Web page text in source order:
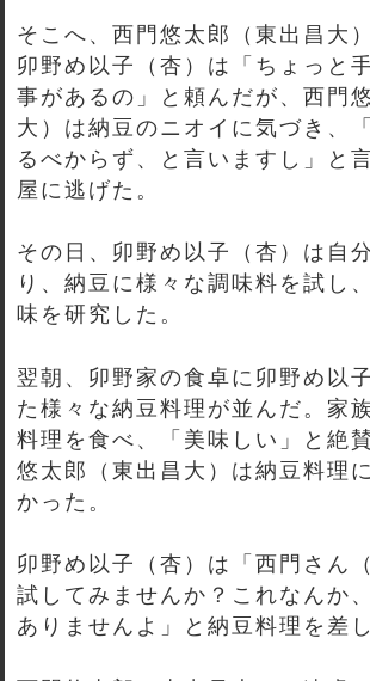
そこへ、西門悠太郎（東出昌大
卯野め以子（杏）は「ちょっと
事があるの」と頼んだが、西門
大）は納豆のニオイに気づき、
るべからず、と言いますし」と
屋に逃げた。
その日、卯野め以子（杏）は自
り、納豆に様々な調味料を試し
味を研究した。
翌朝、卯野家の食卓に卯野め以
た様々な納豆料理が並んだ。家
料理を食べ、「美味しい」と絶
悠太郎（東出昌大）は納豆料理
かった。
卯野め以子（杏）は「西門さん
試してみませんか？これなんか
ありませんよ」と納豆料理を差